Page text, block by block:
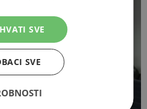
SVE
SVE